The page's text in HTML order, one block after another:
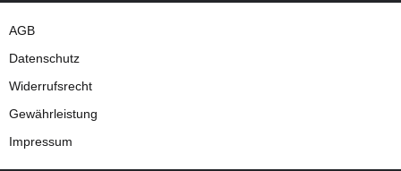
AGB
Datenschutz
Widerrufsrecht
Gewährleistung
Impressum